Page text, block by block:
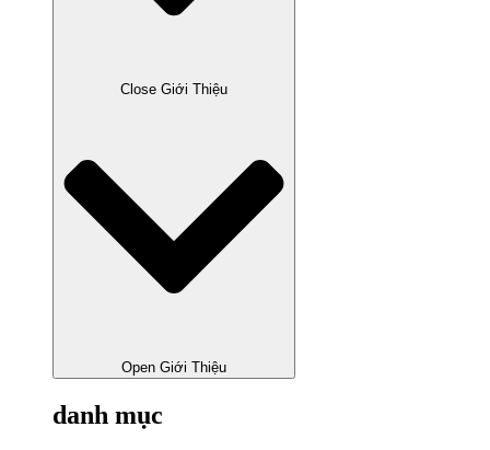
Close Giới Thiệu
Open Giới Thiệu
danh mục